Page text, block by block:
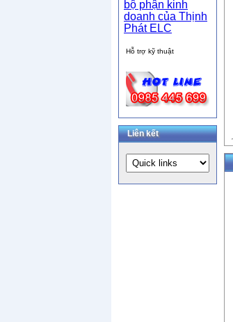
Hỗ trợ kỹ thuật
Liên kết